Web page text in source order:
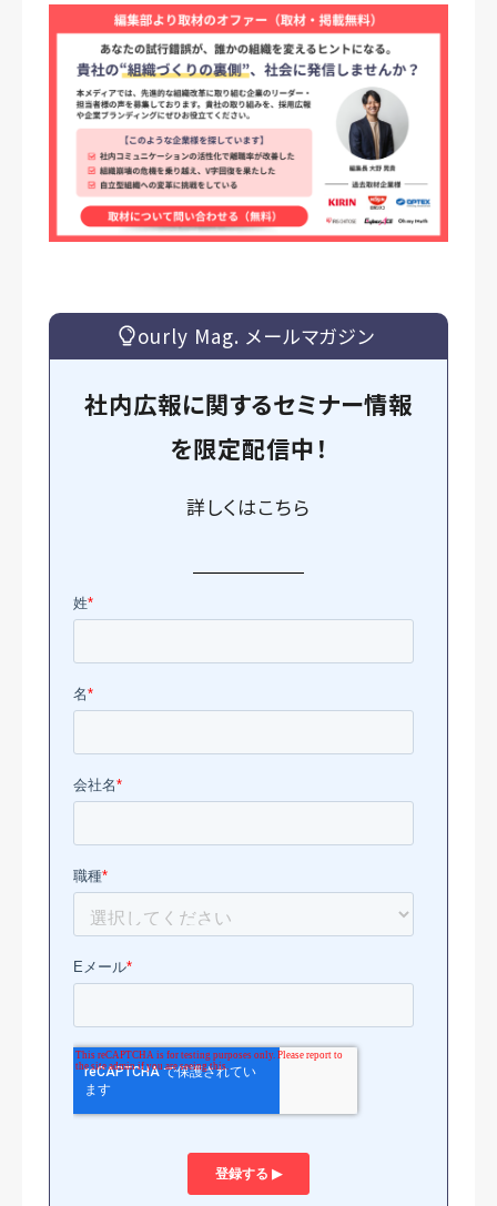
ourly Mag. メールマガジン
社内広報に関するセミナー情報
を限定配信中！
詳しくはこちら